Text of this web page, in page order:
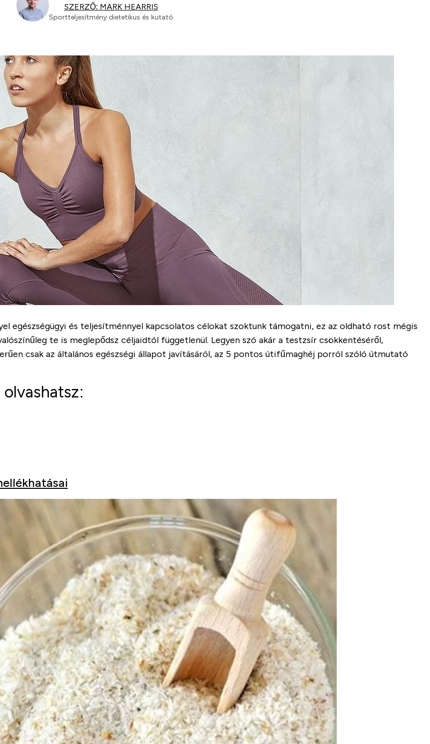
SZERZŐ: MARK HEARRIS
Sportteljesítmény dietetikus és kutató
egészségügyi és teljesítménnyel kapcsolatos célokat szoktunk támogatni, ez az oldható rost mégis
te is meglepődsz céljaidtól függetlenül. Legyen szó akár a testzsír csökkentéséről,
csak az általános egészségi állapot javításáról, az 5 pontos útifűmaghéj porról szóló útmutató